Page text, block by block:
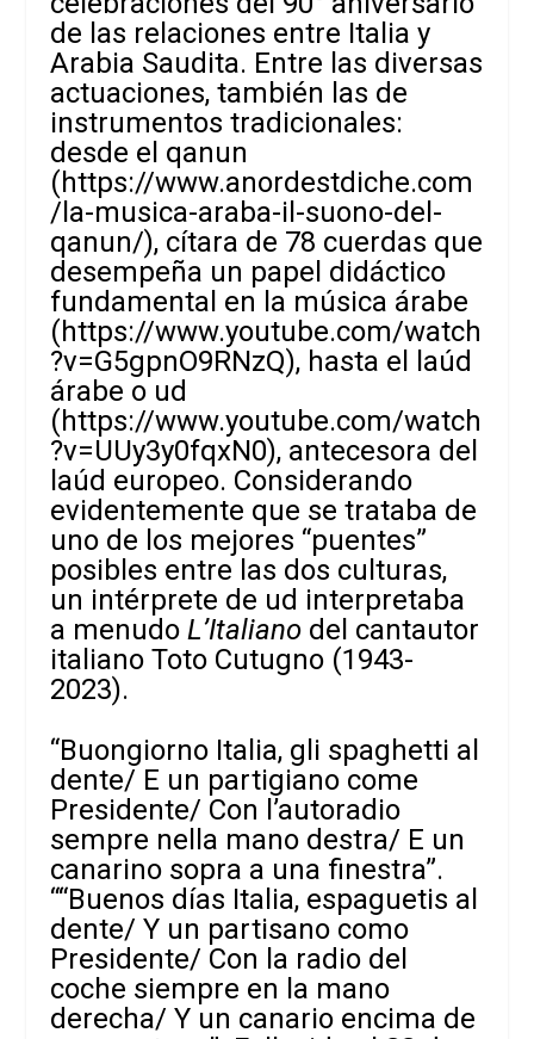
de las relaciones entre Italia y
Arabia Saudita. Entre las diversas
actuaciones, también las de
instrumentos tradicionales:
desde el qanun
(https://www.anordestdiche.com
/la-musica-araba-il-suono-del-
qanun/), cítara de 78 cuerdas que
desempeña un papel didáctico
fundamental en la música árabe
(https://www.youtube.com/watch
?v=G5gpnO9RNzQ), hasta el laúd
árabe o ud
(https://www.youtube.com/watch
?v=UUy3y0fqxN0), antecesora del
laúd europeo. Considerando
evidentemente que se trataba de
uno de los mejores “puentes”
posibles entre las dos culturas,
un intérprete de ud interpretaba
a menudoL’Italiano del cantautor
italiano Toto Cutugno (1943-
2023).
“Buongiorno Italia, gli spaghetti al
dente/ E un partigiano come
Presidente/ Con l’autoradio
sempre nella mano destra/ E un
canarino sopra a una finestra”.
““Buenos días Italia, espaguetis al
dente/ Y un partisano como
Presidente/ Con la radio del
coche siempre en la mano
derecha/ Y un canario encima de